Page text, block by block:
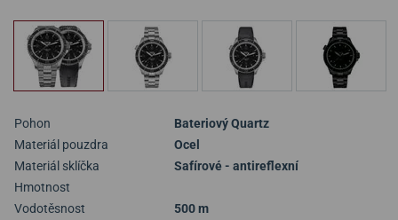
Pohon
Bateriový Quartz
Materiál pouzdra
Ocel
Materiál sklíčka
Safírové - antireflexní
Hmotnost
Vodotěsnost
500 m